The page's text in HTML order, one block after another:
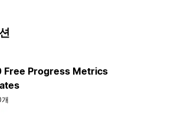
Free Progress Metrics
개